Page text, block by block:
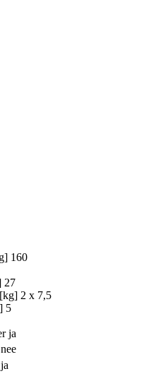
160
27
2 x 7,5
5
ja
nee
ja